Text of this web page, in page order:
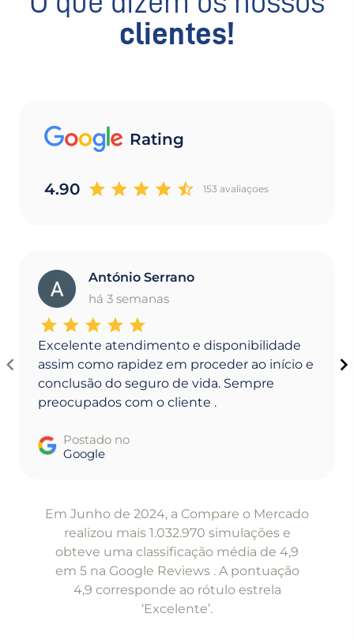
clientes!
Rating
4.90 153 avaliaçoes
A
António Serrano
há 3 semanas
Excelente atendimento e disponibilidade
assim como rapidez em proceder ao início e
conclusão do seguro de vida. Sempre
preocupados com o cliente .
Postado no
Google
Em Junho de 2024, a Compare o Mercado
realizou mais 1.032.970 simulações e
obteve uma classificação média de 4,9
em 5 na Google Reviews . A pontuação
4,9 corresponde ao rótulo estrela
‘Excelente’.